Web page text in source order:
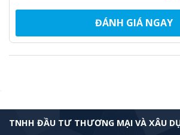
ĐÁNH GIÁ NGAY
TNHH ĐẦU TƯ THƯƠNG MẠI VÀ XÂU